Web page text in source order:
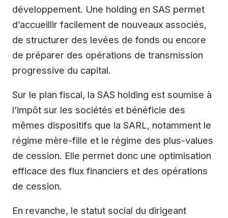
développement. Une holding en SAS permet
d’accueillir facilement de nouveaux associés,
de structurer des levées de fonds ou encore
de préparer des opérations de transmission
progressive du capital.
Sur le plan fiscal, la SAS holding est soumise à
l’impôt sur les sociétés et bénéficie des
mêmes dispositifs que la SARL, notamment le
régime mère-fille et le régime des plus-values
de cession. Elle permet donc une optimisation
efficace des flux financiers et des opérations
de cession.
En revanche, le statut social du dirigeant